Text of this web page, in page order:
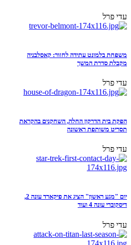
עדי פרל
משפחת בלמונט עתידה לחזור: קאסלבניה
מקבלת סדרת המשך
עדי פרל
הפקת בית הדרקון החלה, השחקנים בהקראת
תסריט משותפת ראשונה
עדי פרל
יום "מגע ראשון" הציג את פיקארד עונה 2,
דיסקוברי עונה 4 ועוד
עדי פרל